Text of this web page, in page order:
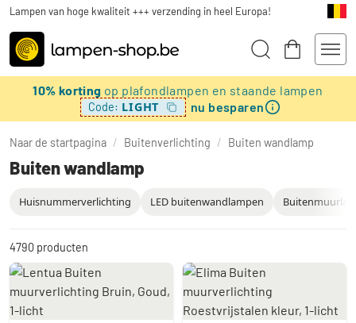
Lampen van hoge kwaliteit +++ verzending in heel Europa!
10% korting op plafondlampen en staande lampen
Code: LIGHT nu besparen
Naar de startpagina / Buitenverlichting / Buiten wandlamp
Buiten wandlamp
Huisnummerverlichting LED buitenwandlampen
4790 producten